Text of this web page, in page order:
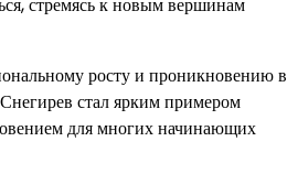
росту и проникновению в
стал ярким примером
для многих начинающих